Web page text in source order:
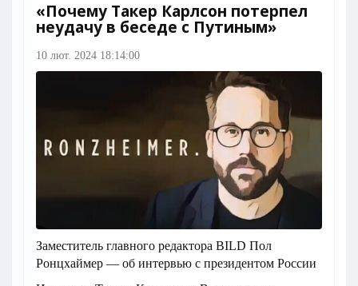
«Почему Такер Карлсон потерпел
неудачу в беседе с Путиным»
10 лют. 2024 18:14:00
Заместитель главного редактора BILD Пол
Ронцхаймер — об интервью с президентом России